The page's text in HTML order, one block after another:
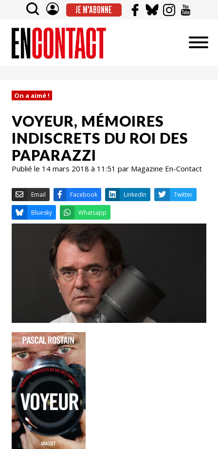
JE M'ABONNE
On a aimé !
VOYEUR, MÉMOIRES
INDISCRETS DU ROI DES
PAPARAZZI
Publié le 14 mars 2018 à 11:51 par Magazine En-Contact
Email Facebook
Bluesky Whatsapp